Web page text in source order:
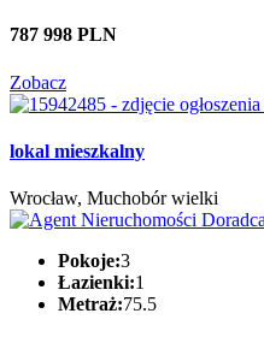
787 998 PLN
Zobacz
lokal mieszkalny
Wrocław, Muchobór wielki
Pokoje:3
Łazienki:1
Metraż:75.5